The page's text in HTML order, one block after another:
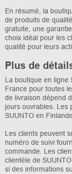
En résumé, la
de produits de
gratuite, une
choix idéal pour les
qualité pour leurs
Plus de
La boutique en ligne
France pour toutes
de livraison dépend
jours ouvrables. Les
SUUNTO en
Les clients peuvent
numéro de suivi
commande. Les
clientèle de
si des informations